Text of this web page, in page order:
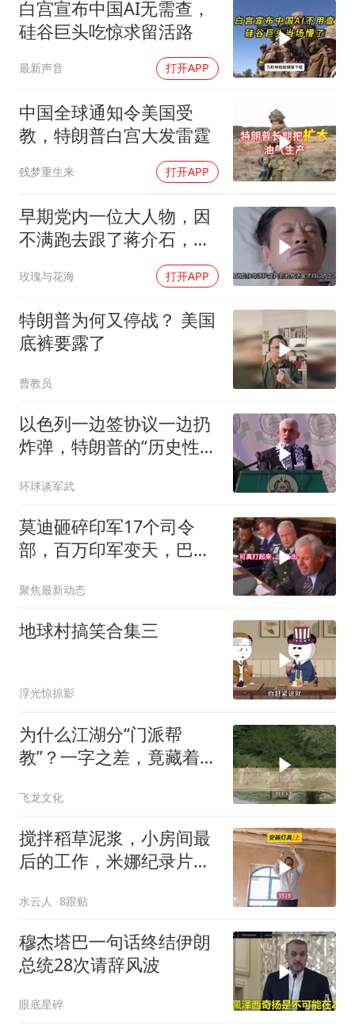
白宫宣布中国AI无需查，
硅谷巨头吃惊求留活路
最新声音 打开APP
中国全球通知令美国受
教，特朗普白宫大发雷霆
残梦重生来 打开APP
早期党内一位大人物，因
不满跑去跟了蒋介石，不
玫瑰与花海 打开APP
特朗普为何又停战？ 美国
底裤要露了
曹教员
以色列一边签协议一边扔
炸弹，特朗普的“历史性协
环球谈军武
莫迪砸碎印军17个司令
部，百万印军变天，巴铁
聚焦最新动态
地球村搞笑合集三
浮光惊掠影
为什么江湖分“门派帮
教”？一字之差，竟藏着不
飞龙文化
搅拌稻草泥浆，小房间最
后的工作，米娜纪录片
水云人 8跟贴
穆杰塔巴一句话终结伊朗
总统28次请辞风波
眼底星碎